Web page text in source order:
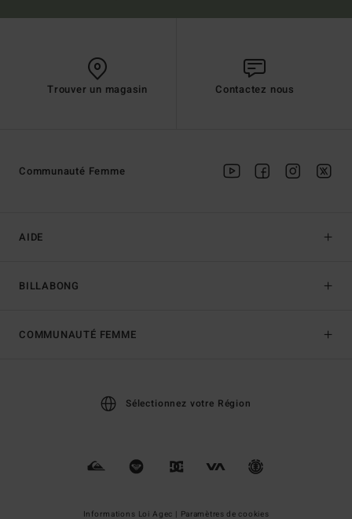
Trouver un magasin Contactez nous
AIDE
BILLABONG
Communauté Femme
COMMUNAUTÉ FEMME
Sélectionnez votre Région
Informations Loi Agec | Paramètres de cookies